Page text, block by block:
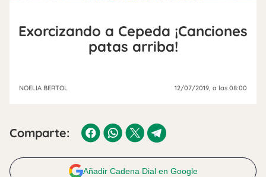
Exorcizando a Cepeda ¡Canciones
patas arriba!
NOELIA BERTOL 12/07/2019, a las 08:00
Comparte:
Añadir Cadena Dial en Google